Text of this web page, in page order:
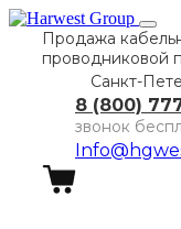
Продажа
проводниковой
Санкт-
8 (800)
звонок